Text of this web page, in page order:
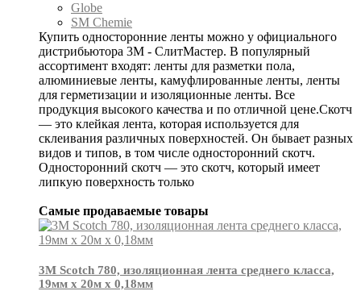
Globe
SM Chemie
Купить односторонние ленты можно у официального
дистрибьютора 3М - СлитМастер. В популярный
ассортимент входят: ленты для разметки пола,
алюминиевые ленты, камуфлированные ленты, ленты
для герметизации и изоляционные ленты. Все
продукция высокого качества и по отличной цене.Скотч
— это клейкая лента, которая используется для
склеивания различных поверхностей. Он бывает разных
видов и типов, в том числе односторонний скотч.
Односторонний скотч — это скотч, который имеет
липкую поверхность только
Самые продаваемые товары
3М Scotch 780, изоляционная лента среднего класса,
19мм х 20м х 0,18мм